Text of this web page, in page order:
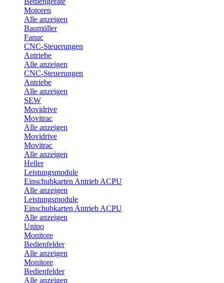
Motoren
Alle anzeigen
Baumüller
Fanuc
CNC-Steuerungen
Antriebe
Alle anzeigen
CNC-Steuerungen
Antriebe
Alle anzeigen
SEW
Movidrive
Movitrac
Alle anzeigen
Movidrive
Movitrac
Alle anzeigen
Heller
Leistungsmodule
Einschubkarten Antrieb ACPU
Alle anzeigen
Leistungsmodule
Einschubkarten Antrieb ACPU
Alle anzeigen
Unipo
Monitore
Bedienfelder
Alle anzeigen
Monitore
Bedienfelder
Alle anzeigen